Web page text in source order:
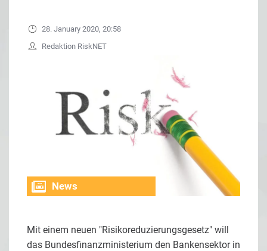
28. January 2020, 20:58
Redaktion RiskNET
News
Mit einem neuen "Risikoreduzierungsgesetz" will
das Bundesfinanzministerium den Bankensektor in